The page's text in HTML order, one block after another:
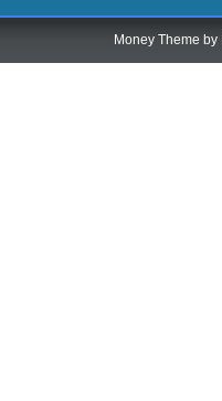
Money Theme by